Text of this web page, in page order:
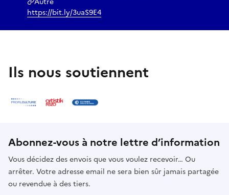
https://bit.ly/3uaS9E4
Ils nous soutiennent
Abonnez-vous à notre lettre d’information
Vous décidez des envois que vous voulez recevoir… Ou
arrêter. Votre adresse email ne sera bien sûr jamais partagée
ou revendue à des tiers.